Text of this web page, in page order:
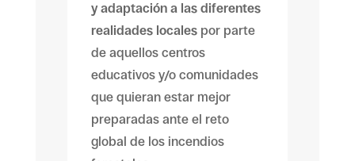
y adaptación a las diferentes
realidades localespor parte
de aquellos centros
educativos y/o comunidades
que quieran estar mejor
preparadas ante el reto
global de los incendios